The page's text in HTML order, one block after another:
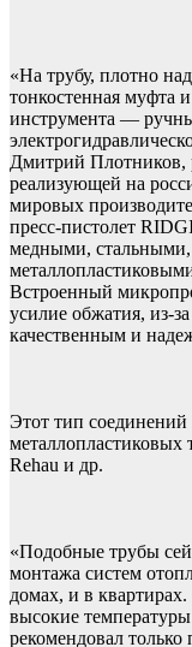
«На трубу, плотно
тонкостенная муфта
инструмента —
Дмитрий Плотников,
реализующей на
мировых
пресс-пистолет
медными,
Встроенный
усилие обжатия, из-
качественным и
Этот тип
металлопластиковых
Rehau и др.
«Подобные трубы
монтажа систем
домах, и в
высокие
рекомендовал